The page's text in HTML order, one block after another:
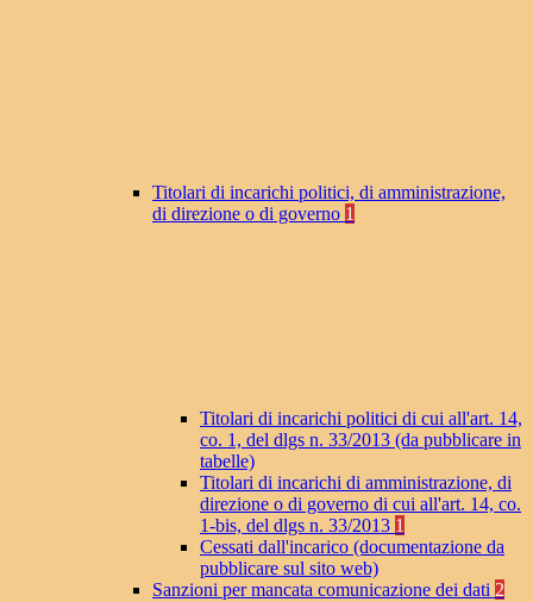
Titolari di incarichi politici, di amministrazione,
di direzione o di governo 1
Titolari di incarichi politici di cui all'art. 14,
co. 1, del dlgs n. 33/2013 (da pubblicare in
tabelle)
Titolari di incarichi di amministrazione, di
direzione o di governo di cui all'art. 14, co.
1-bis, del dlgs n. 33/2013 1
Cessati dall'incarico (documentazione da
pubblicare sul sito web)
Sanzioni per mancata comunicazione dei dati 2